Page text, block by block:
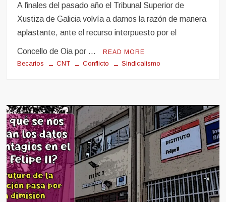
A finales del pasado año el Tribunal Superior de
Xustiza de Galicia volvía a darnos la razón de manera
aplastante, ante el recurso interpuesto por el
Concello de Oia por … READ MORE
Becarios CNT Conflicto Sindicalismo